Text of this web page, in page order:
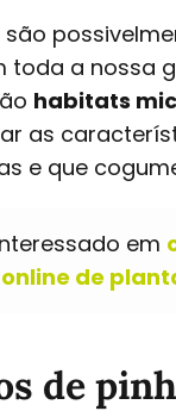
são
toda a nossa
habitats
as
e que
em
de
de